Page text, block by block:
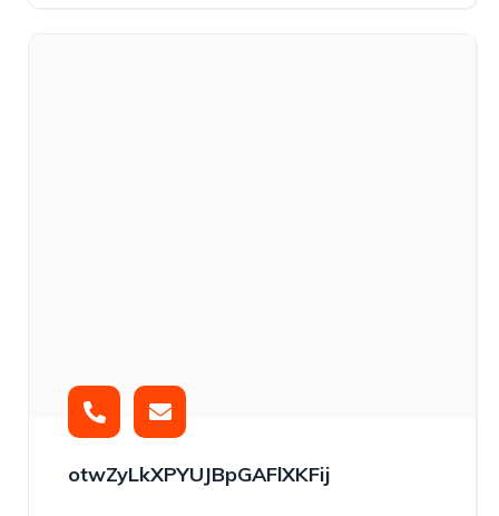
otwZyLkXPYUJBpGAFlXKFij